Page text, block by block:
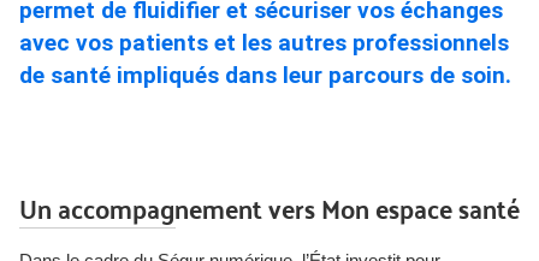
permet de fluidifier et sécuriser vos échanges
avec vos patients et les autres professionnels
de santé impliqués dans leur parcours de soin.
Un accompagnement vers Mon espace santé